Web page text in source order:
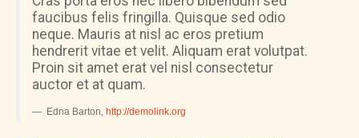
faucibus felis fringilla. Quisque sed odio
neque. Mauris at nisl ac eros pretium
hendrerit vitae et velit. Aliquam erat volutpat.
Proin sit amet erat vel nisl consectetur
auctor et at quam.
Edna Barton http://demolink.org